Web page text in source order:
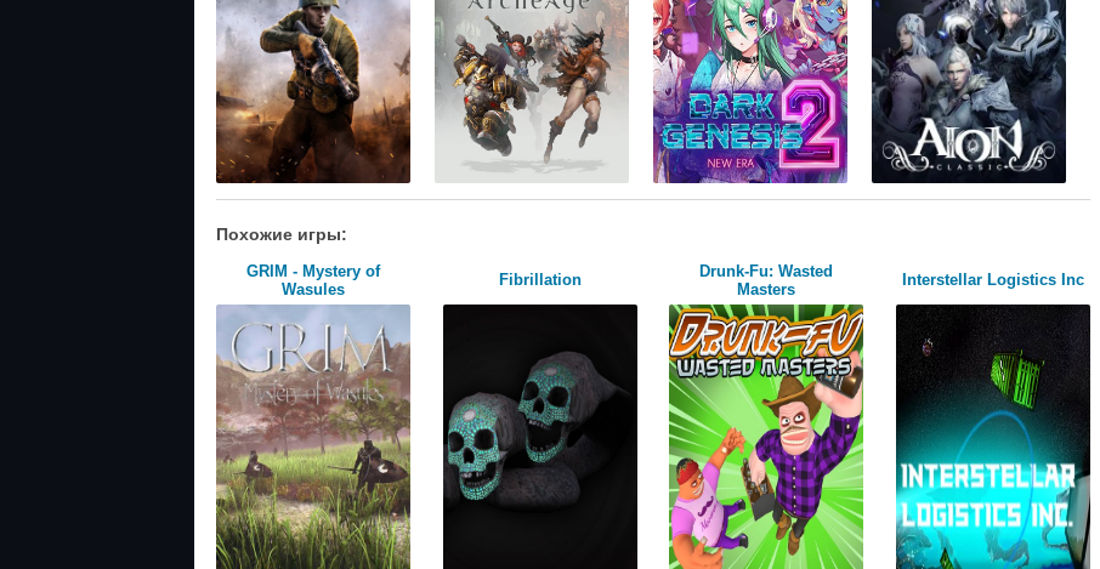
Похожие игры:
GRIM - Mystery of
Wasules
Fibrillation
Drunk-Fu: Wasted
Masters
Interstellar Logistics Inc